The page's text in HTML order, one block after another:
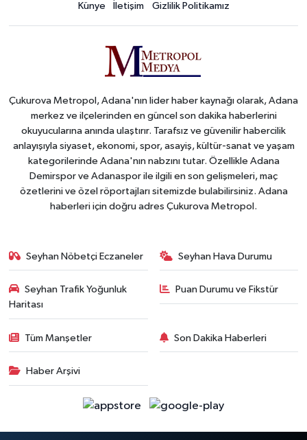
Künye İletişim Gizlilik Politikamız
Çukurova Metropol, Adana'nın lider haber kaynağı olarak, Adana
merkez ve ilçelerinden en güncel son dakika haberlerini
okuyucularına anında ulaştırır. Tarafsız ve güvenilir habercilik
anlayışıyla siyaset, ekonomi, spor, asayiş, kültür-sanat ve yaşam
kategorilerinde Adana'nın nabzını tutar. Özellikle Adana
Demirspor ve Adanaspor ile ilgili en son gelişmeleri, maç
özetlerini ve özel röportajları sitemizde bulabilirsiniz. Adana
haberleri için doğru adres Çukurova Metropol.
Seyhan Nöbetçi Eczaneler Seyhan Hava Durumu
Seyhan Trafik Yoğunluk
Haritası
Puan Durumu ve Fikstür
Tüm Manşetler Son Dakika Haberleri
Haber Arşivi